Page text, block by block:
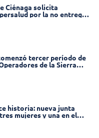
Ciénaga solicita
por la no entrega
EPS
tercer período de
de la Sierra
historia: nueva junta
mujeres y una en el